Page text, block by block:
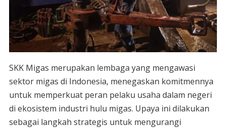
SKK Migas merupakan lembaga yang mengawasi
sektor migas di Indonesia, menegaskan komitmennya
untuk memperkuat peran pelaku usaha dalam negeri
di ekosistem industri hulu migas. Upaya ini dilakukan
sebagai langkah strategis untuk mengurangi